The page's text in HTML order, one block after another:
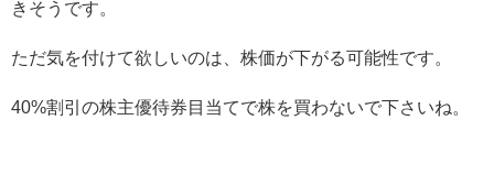
きそうです。
ただ気を付けて欲しいのは、株価が下がる可能性です。
40%割引の株主優待券目当てで株を買わないで下さいね。